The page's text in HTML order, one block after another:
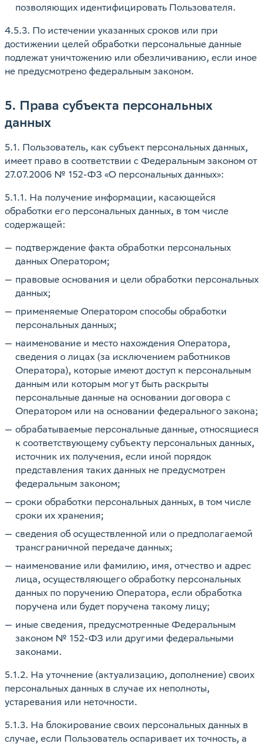
позволяющих идентифицировать Пользователя.
4.5.3. По истечении указанных сроков или при
достижении целей обработки персональные данные
подлежат уничтожению или обезличиванию, если иное
не предусмотрено федеральным законом.
5. Права субъекта персональных
данных
5.1. Пользователь, как субъект персональных данных,
имеет право в соответствии с Федеральным законом от
27.07.2006 № 152-ФЗ «О персональных данных»:
5.1.1. На получение информации, касающейся
обработки его персональных данных, в том числе
содержащей:
подтверждение факта обработки персональных
данных Оператором;
правовые основания и цели обработки персональных
данных;
применяемые Оператором способы обработки
персональных данных;
наименование и место нахождения Оператора,
сведения о лицах (за исключением работников
Оператора), которые имеют доступ к персональным
данным или которым могут быть раскрыты
персональные данные на основании договора с
Оператором или на основании федерального закона;
обрабатываемые персональные данные, относящиеся
к соответствующему субъекту персональных данных,
источник их получения, если иной порядок
представления таких данных не предусмотрен
федеральным законом;
сроки обработки персональных данных, в том числе
сроки их хранения;
сведения об осуществленной или о предполагаемой
трансграничной передаче данных;
наименование или фамилию, имя, отчество и адрес
лица, осуществляющего обработку персональных
данных по поручению Оператора, если обработка
поручена или будет поручена такому лицу;
иные сведения, предусмотренные Федеральным
законом № 152-ФЗ или другими федеральными
законами.
5.1.2. На уточнение (актуализацию, дополнение) своих
персональных данных в случае их неполноты,
устаревания или неточности.
5.1.3. На блокирование своих персональных данных в
случае, если Пользователь оспаривает их точность, а